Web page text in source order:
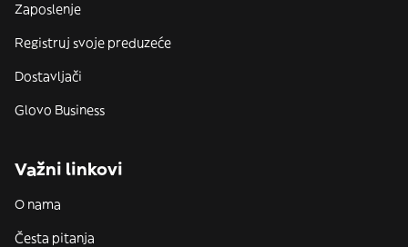
Zaposlenje
Registruj svoje preduzeće
Dostavljači
Glovo Business
Važni linkovi
O nama
Česta pitanja